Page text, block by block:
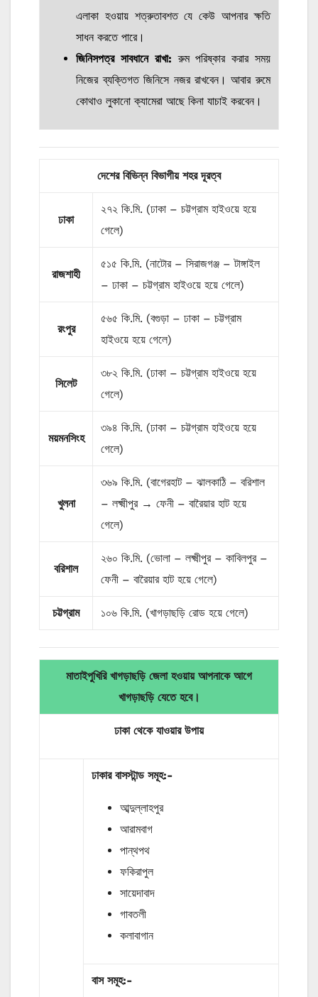
এলাকা হওয়ায় শত্রুতাবশত যে কেউ আপনার ক্ষতি
সাধন করতে পারে।
জিনিসপত্র সাবধানে রাখা: রুম পরিষ্কার করার সময়
নিজের ব্যক্তিগত জিনিসে নজর রাখবেন। আবার রুমে
কোথাও লুকানো ক্যামেরা আছে কিনা যাচাই করবেন।
দেশের বিভিন্ন বিভাগীয় শহর দূরত্ব
ঢাকা
২৭২ কি.মি. (ঢাকা – চট্টগ্রাম হাইওয়ে হয়ে
গেলে)
রাজশাহী
৫১৫ কি.মি. (নাটোর – সিরাজগঞ্জ – টাঙ্গাইল
– ঢাকা – চট্টগ্রাম হাইওয়ে হয়ে গেলে)
রংপুর
৫৬৫ কি.মি. (বগুড়া – ঢাকা – চট্টগ্রাম
হাইওয়ে হয়ে গেলে)
সিলেট
৩৮২ কি.মি. (ঢাকা – চট্টগ্রাম হাইওয়ে হয়ে
গেলে)
ময়মনসিংহ
৩৯৪ কি.মি. (ঢাকা – চট্টগ্রাম হাইওয়ে হয়ে
গেলে)
খুলনা
৩৬৯ কি.মি. (বাগেরহাট – ঝালকাঠি – বরিশাল
– লক্ষ্মীপুর → ফেনী – বারৈয়ার হাট হয়ে
গেলে)
বরিশাল
২৬০ কি.মি. (ভোলা – লক্ষ্মীপুর – কাবিলপুর –
ফেনী – বারৈয়ার হাট হয়ে গেলে)
চট্টগ্রাম ১০৬ কি.মি. (খাগড়াছড়ি রোড হয়ে গেলে)
মাতাইপুখিরি খাগড়াছড়ি জেলা হওয়ায় আপনাকে আগে
খাগড়াছড়ি যেতে হবে।
ঢাকা থেকে যাওয়ার উপায়
ঢাকার বাসস্টান্ড সমূহ:-
আব্দুল্লাহপুর
আরামবাগ
পান্থপথ
ফকিরাপুল
সায়েদাবাদ
গাবতলী
কলাবাগান
বাস সমূহ:-